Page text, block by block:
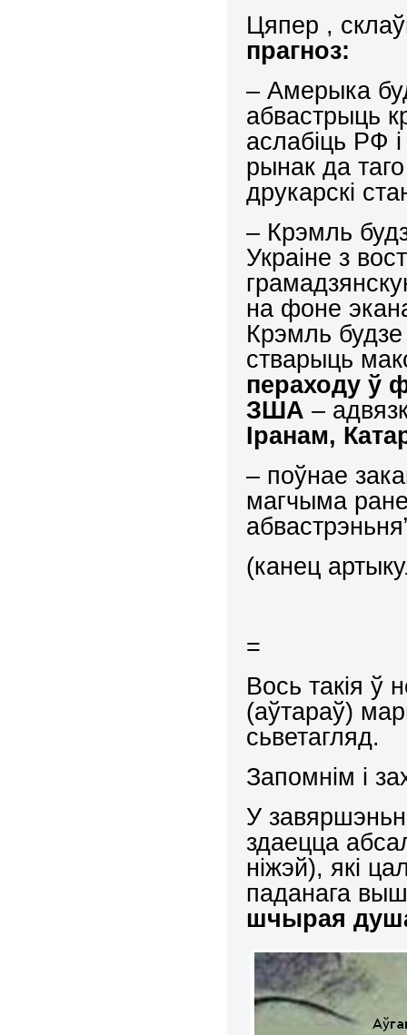
Цяпер ,
прагноз:
– Амерыка
абвастрыць
аслабіць РФ
рынак да
друкарскі
– Крэмль
Украіне з
на фоне
Крэмль
стварыць
пераходу ў
ЗША –
Іранам,
– поўнае
магчыма
(канец
=
Вось такія ў
(аўтараў)
сьветагляд.
Запомнім і
У
здаецца
ніжэй), які
паданага
шчырая